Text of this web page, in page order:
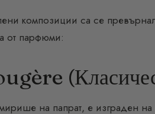
композиции са се
от парфюми:
на папрат, е изграден